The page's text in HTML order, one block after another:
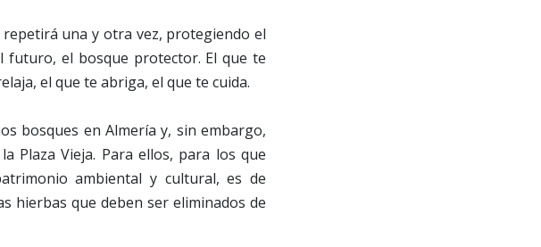
una y otra vez, protegiendo el
futuro, el bosque protector. El que te
el que te abriga, el que te cuida.
bosques en Almería y, sin embargo,
Plaza Vieja. Para ellos, para los que
ambiental y cultural, es de
hierbas que deben ser eliminados de